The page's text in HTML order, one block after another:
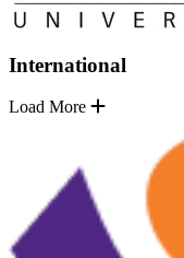
International
Load More